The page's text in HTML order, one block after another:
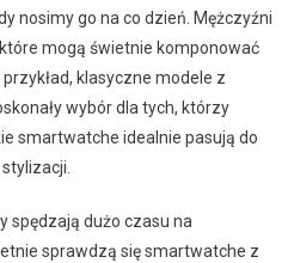
nosimy go na co dzień. Mężczyźni
mogą świetnie komponować
klasyczne modele z
wybór dla tych, którzy
smartwatche idealnie pasują do
spędzają dużo czasu na
sprawdzą się smartwatche z